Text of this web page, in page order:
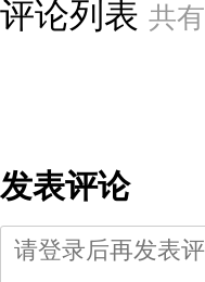
评论列表 共有
发表评论